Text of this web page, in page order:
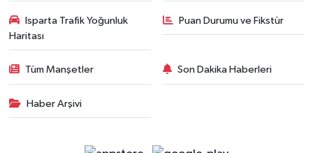
Isparta Trafik Yoğunluk
Haritası
Puan Durumu ve Fikstür
Tüm Manşetler Son Dakika Haberleri
Haber Arşivi